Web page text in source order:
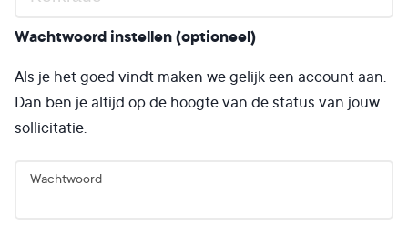
Wachtwoord instellen (optioneel)
Als je het goed vindt maken we gelijk een account aan.
Dan ben je altijd op de hoogte van de status van jouw
sollicitatie.
Wachtwoord